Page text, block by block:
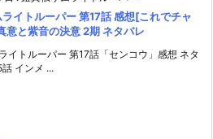
イトルーパー 第17話 感想[これでチャ
意と紫音の決意 2期 ネタバレ
イトルーパー 第17話「センコウ」感想 ネタ
インメ ...